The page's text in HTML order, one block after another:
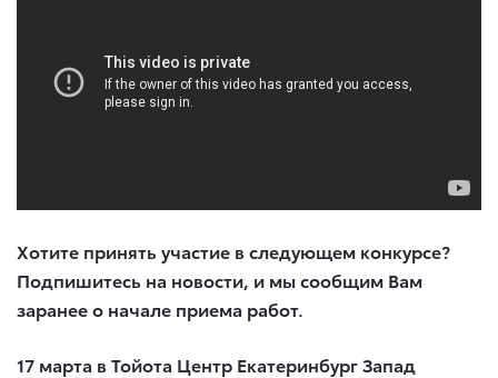
Хотите принять участие в следующем конкурсе?
Подпишитесь на новости, и мы сообщим Вам
заранее о начале приема работ.
17 марта в Тойота Центр Екатеринбург Запад